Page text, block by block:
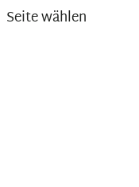
Seite wählen